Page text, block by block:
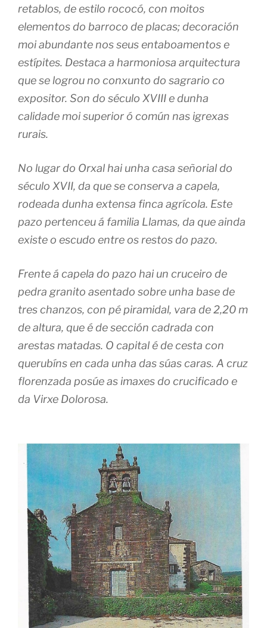
retablos, de estilo rococó, con moitos
elementos do barroco de placas; decoración
moi abundante nos seus entaboamentos e
estípites. Destaca a harmoniosa arquitectura
que se logrou no conxunto do sagrario co
expositor. Son do século XVIII e dunha
calidade moi superior ó común nas igrexas
rurais.
No lugar do Orxal hai unha casa señorial do
século XVII, da que se conserva a capela,
rodeada dunha extensa finca agrícola. Este
pazo pertenceu á familia Llamas, da que ainda
existe o escudo entre os restos do pazo.
Frente á capela do pazo hai un cruceiro de
pedra granito asentado sobre unha base de
tres chanzos, con pé piramidal, vara de 2,20 m
de altura, que é de sección cadrada con
arestas matadas. O capital é de cesta con
querubíns en cada unha das súas caras. A cruz
florenzada posúe as imaxes do crucificado e
da Virxe Dolorosa.